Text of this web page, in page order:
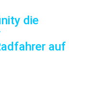
die
auf